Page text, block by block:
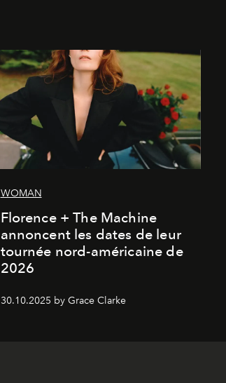
WOMAN
Florence + The Machine
annoncent les dates de leur
tournée nord-américaine de
2026
30.10.2025 by Grace Clarke